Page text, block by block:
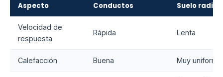
Aspecto Conductos Suelo
Velocidad de
respuesta
Rápida Lenta
Calefacción Buena Muy uniforme